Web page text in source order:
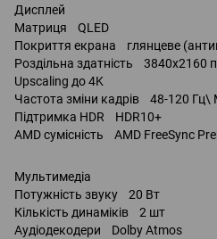
Дисплей
Матриця QLED
Покриття екрана глянцеве
Роздільна здатність 3840x2160
Upscaling до 4K
Частота зміни кадрів 48-120 Гц\
Підтримка HDR HDR10+
AMD сумісність AMD FreeSync
Мультимедіа
Потужність звуку 20 Вт
Кількість динаміків 2 шт
Аудіодекодери Dolby Atmos